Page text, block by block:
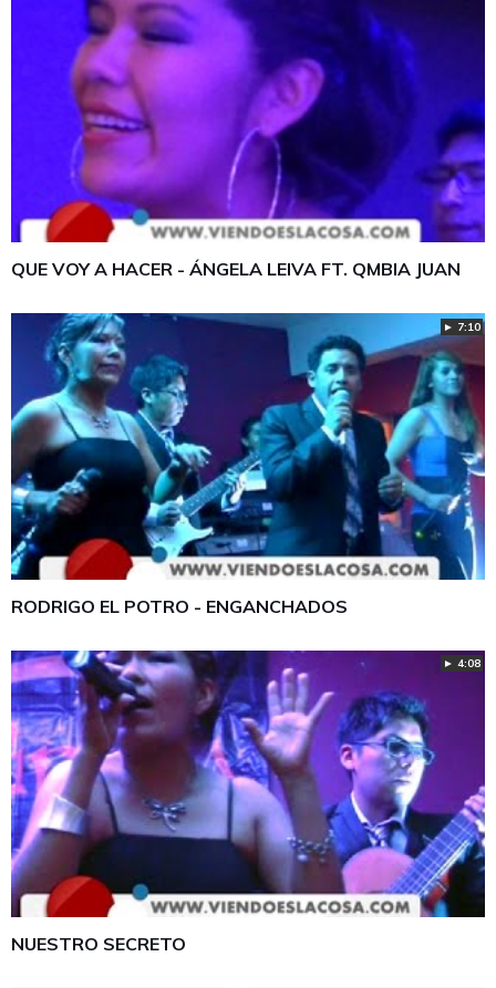
QUE VOY A HACER - ÁNGELA LEIVA FT. QMBIA JUAN
► 7:10
RODRIGO EL POTRO - ENGANCHADOS
► 4:08
NUESTRO SECRETO